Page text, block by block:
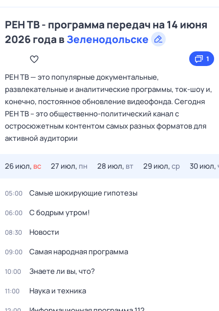
РЕН ТВ - программа передач на 14 июня
2026 года вЗеленодольске
1
РЕН ТВ — это популярные документальные,
развлекательные и аналитические программы, ток-шоу и,
конечно, постоянное обновление видеофонда. Сегодня
РЕН ТВ – это общественно-политический канал с
остросюжетным контентом самых разных форматов для
активной аудитории
26 июл, вс 27 июл, пн 28 июл, вт 29 июл,ср 30 июл,
05:00 Самые шoкиpующие гипотезы
06:00 С бодрым утром!
08:30 Новости
09:00 Самая народная программа
10:00 Знаете ли вы, что?
11:00 Наука и техника